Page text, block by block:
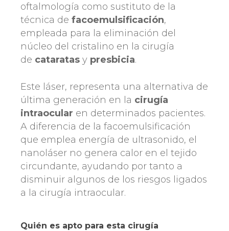
oftalmología como sustituto de la
técnica defacoemulsificación,
empleada para la eliminación del
núcleo del cristalino en la cirugía
de cataratas y presbicia.
Este láser, representa una alternativa de
última generación en la cirugía
intraocular en determinados pacientes.
A diferencia de la facoemulsificación
que emplea energía de ultrasonido, el
nanoláser no genera calor en el tejido
circundante, ayudando por tanto a
disminuir algunos de los riesgos ligados
a la cirugía intraocular.
Quién es apto para esta cirugía